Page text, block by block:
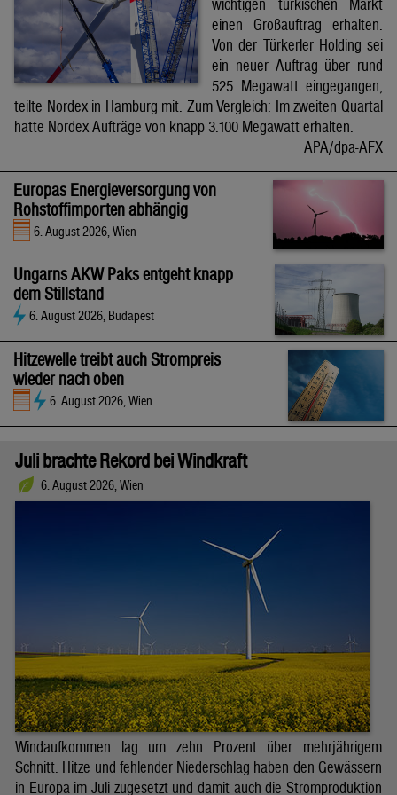
wichtigen türkischen Markt
einen Großauftrag erhalten.
Von der Türkerler Holding sei
ein neuer Auftrag über rund
525 Megawatt eingegangen,
teilte Nordex in Hamburg mit. Zum Vergleich: Im zweiten Quartal
hatte Nordex Aufträge von knapp 3.100 Megawatt erhalten.
APA/dpa-AFX
Europas Energieversorgung von
Rohstoffimporten abhängig
6. August 2026, Wien
Ungarns AKW Paks entgeht knapp
dem Stillstand
6. August 2026, Budapest
Hitzewelle treibt auch Strompreis
wieder nach oben
6. August 2026, Wien
Juli brachte Rekord bei Windkraft
6. August 2026, Wien
Windaufkommen lag um zehn Prozent über mehrjährigem
Schnitt. Hitze und fehlender Niederschlag haben den Gewässern
in Europa im Juli zugesetzt und damit auch die Stromproduktion